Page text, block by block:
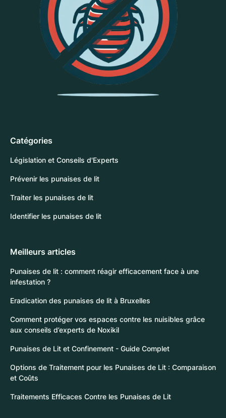
Catégories
Législation et Conseils d'Experts
Prévenir les punaises de lit
Traiter les punaises de lit
Identifier les punaises de lit
Meilleurs articles
Punaises de lit : comment réagir efficacement face à une
infestation ?
Eradication des punaises de lit à Bruxelles
Comment protéger vos espaces contre les nuisibles grâce
aux conseils d’experts de Noxikil
Punaises de Lit et Confinement - Guide Complet
Options de Traitement pour les Punaises de Lit : Comparaison
et Coûts
Traitements Efficaces Contre les Punaises de Lit